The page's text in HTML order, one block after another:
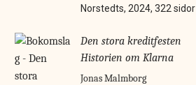
Norstedts, 2024, 322 sidor
Den stora kreditfesten
Historien om Klarna
Jonas Malmborg